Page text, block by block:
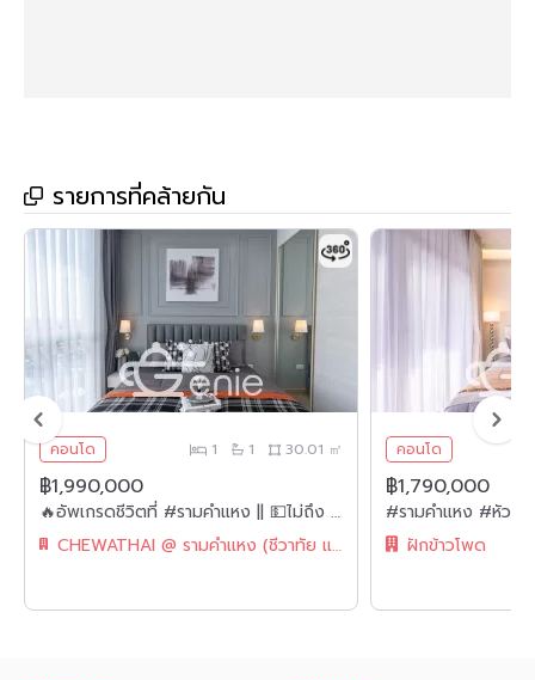
• โรงพยาบาลสมิติเวช ลาซาล 3.5 กม.
• โรงพยาบาลศิครินทร์ 200 ม.
• harbin ice บางนา 5 กม.
• แมคโค ศรีนครินทร์ 600 ม.
• บิ๊กซี ศรีนครินทร์ 600 ม.
• ไบเทค บางนา 4 กม.
• Central City บางนา 2 กม.
• กรมอุตุนิยมวิทยา 6 กม.
• โรงเรียนลาซาล 800 ม.
• โรงเรียนนานาชาติ บางกอกพัฒนา 3.5 กม.
• ตลาดสดลาซาล 3.5 กม.
สนใจปรึกษายื่นสินเชื่อ กด 1️⃣
สนใจนัดดูห้อง กด 2️⃣
สอบถามการจอง กด 3️⃣
รายการที่คล้ายกัน
คอนโด 1 1 30.01 ㎡
฿1,990,000
🔥อัพเกรดชีวิตที่ #รามคำแหง || 💵ไม่ถึง 2 ล้าน ||✨ห้องใหญ่ แต่งหรู 30 ตร.ม. || 💵ผ่อนเพียง 7,xxxเท่านั้น!! || ใกล้ Airport Rail Link || || 🛍️ เฟอร์ครบ พร้อมเข้าอยู่
CHEWATHAI @ รามคำแหง (ชีวาทัย แอท รามคำแหง)
คอนโด
฿1,790,000
ฝักข้าวโพด